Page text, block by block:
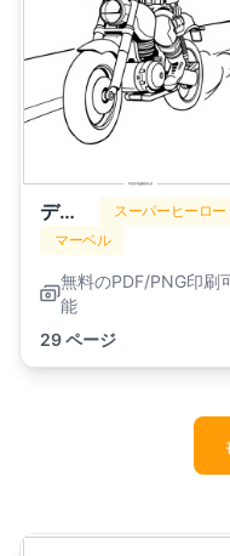
デッドプール
スーパーヒーロー
マーベル
無料のPDF/PNG印刷
能
29 ページ